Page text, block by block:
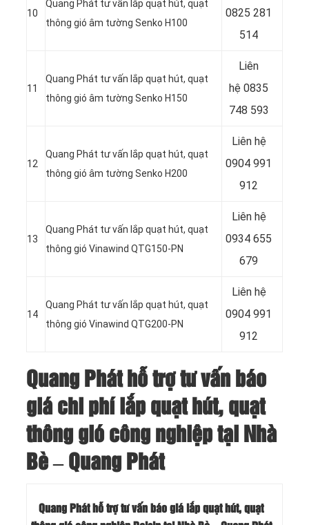
10
Quang Phát tư vấn lắp quạt hút, quạt
thông gió âm tường Senko H100
0825 281
514
11
Quang Phát tư vấn lắp quạt hút, quạt
thông gió âm tường Senko H150
Liên
hệ 0835
748 593
12
Quang Phát tư vấn lắp quạt hút, quạt
thông gió âm tường Senko H200
Liên hệ
0904 991
912
13
Quang Phát tư vấn lắp quạt hút, quạt
thông gió Vinawind QTG150-PN
Liên hệ
0934 655
679
14
Quang Phát tư vấn lắp quạt hút, quạt
thông gió Vinawind QTG200-PN
Liên hệ
0904 991
912
Quang Phát hỗ trợ tư vấn báo
giá chi phí lắp quạt hút, quạt
thông gió công nghiệp tại Nhà
Bè – Quang Phát
Quang Phát hỗ trợ tư vấn báo giá lắp quạt hút, quạt